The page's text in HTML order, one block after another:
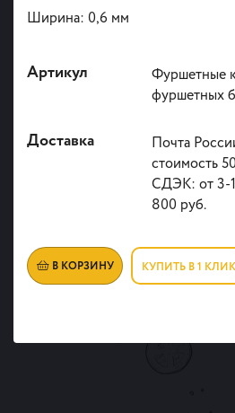
Ширина: 0,6 мм
Артикул
Фуршетные
фуршетных
Доставка
Почта
стоимость
СДЭК: от 3-
800 руб.
В КОРЗИНУ КУПИТЬ В 1 КЛИК